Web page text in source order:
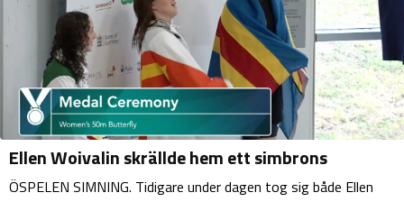
Ellen Woivalin skrällde hem ett simbrons
ÖSPELEN SIMNING. Tidigare under dagen tog sig både Ellen